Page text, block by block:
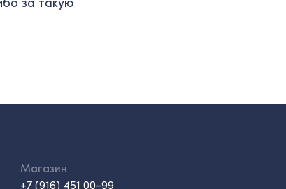
Магазин
+7 (916) 451 00-99